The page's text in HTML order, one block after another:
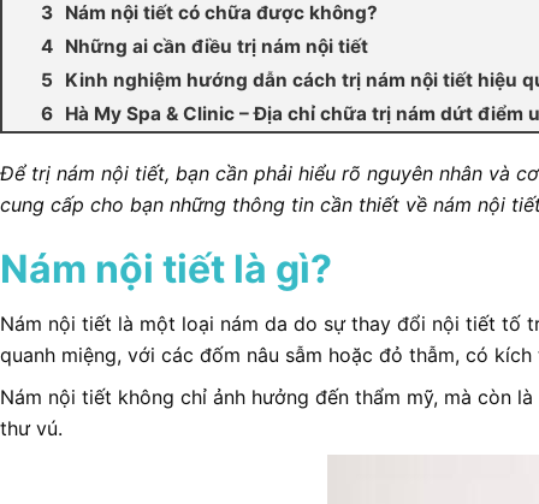
Nám nội tiết có chữa được không?
Những ai cần điều trị nám nội tiết
Kinh nghiệm hướng dẫn cách trị nám nội tiết hiệu
Hà My Spa & Clinic – Địa chỉ chữa trị nám dứt điểm
Để trị nám nội tiết, bạn cần phải hiểu rõ nguyên nhân và
cung cấp cho bạn những thông tin cần thiết về nám nội
Nám nội tiết là gì?
Nám nội tiết là một loại nám da do sự thay đổi nội tiết tố
quanh miệng, với các đốm nâu sẫm hoặc đỏ thẫm, có
Nám nội tiết không chỉ ảnh hưởng đến thẩm mỹ, mà còn
thư vú.